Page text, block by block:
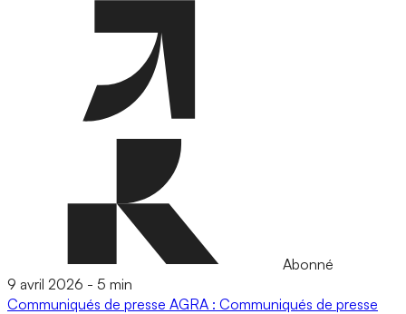
Abonné
9 avril 2026 - 5 min
Communiqués de presse AGRA : Communiqués de presse